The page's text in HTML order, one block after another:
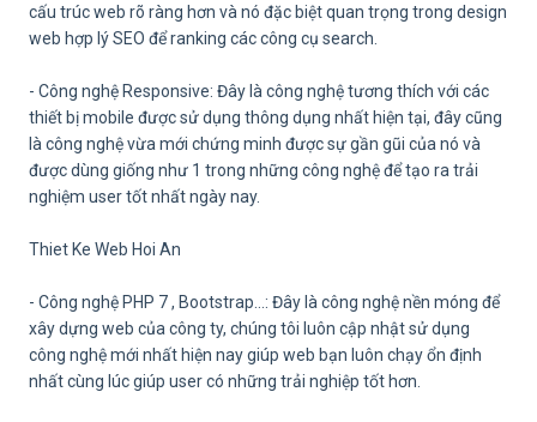
cấu trúc web rõ ràng hơn và nó đặc biệt quan trọng trong design
web hợp lý SEO để ranking các công cụ search.
- Công nghệ Responsive: Đây là công nghệ tương thích với các
thiết bị mobile được sử dụng thông dụng nhất hiện tại, đây cũng
là công nghệ vừa mới chứng minh được sự gần gũi của nó và
được dùng giống như 1 trong những công nghệ để tạo ra trải
nghiệm user tốt nhất ngày nay.
Thiet Ke Web Hoi An
- Công nghệ PHP 7 , Bootstrap…: Đây là công nghệ nền móng để
xây dựng web của công ty, chúng tôi luôn cập nhật sử dụng
công nghệ mới nhất hiện nay giúp web bạn luôn chạy ổn định
nhất cùng lúc giúp user có những trải nghiệp tốt hơn.